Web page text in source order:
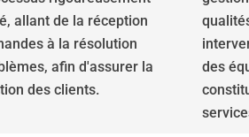
allant de la réception
à la résolution
afin d'assurer la
des clients.
des